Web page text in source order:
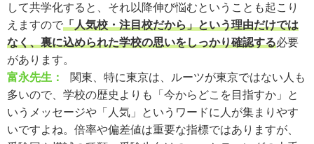
して共学化すると、それ以降伸び悩むということも起こり
えますので「人気校・注目校だから」という理由だけでは
なく、裏に込められた学校の思いをしっかり確認する必要
があります。
富永先生：
関東、特に東京は、ルーツが東京ではない人も
多いので、学校の歴史よりも「今からどこを目指すか」と
いうメッセージや「人気」というワードに人が集まりやす
いですよね。倍率や偏差値は重要な指標ではありますが、